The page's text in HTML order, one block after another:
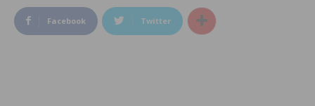
Facebook Twitter